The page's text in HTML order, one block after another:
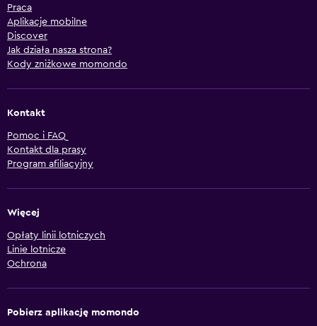
Praca
Aplikacje mobilne
Discover
Jak działa nasza strona?
Kody zniżkowe momondo
Kontakt
Pomoc i FAQ
Kontakt dla prasy
Program afiliacyjny
Więcej
Opłaty linii lotniczych
Linie lotnicze
Ochrona
Pobierz aplikację momondo